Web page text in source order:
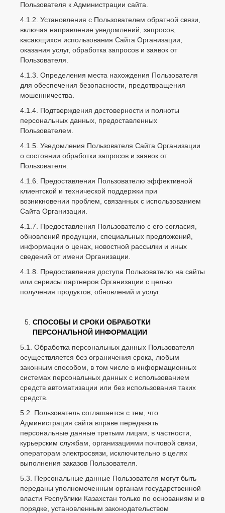
Пользователя к Администрации сайта.
4.1.2. Установления с Пользователем обратной связи,
включая направление уведомлений, запросов,
касающихся использования Сайта Организации,
оказания услуг, обработка запросов и заявок от
Пользователя.
4.1.3. Определения места нахождения Пользователя
для обеспечения безопасности, предотвращения
мошенничества.
4.1.4. Подтверждения достоверности и полноты
персональных данных, предоставленных
Пользователем.
4.1.5. Уведомления Пользователя Сайта Организации
о состоянии обработки запросов и заявок от
Пользователя.
4.1.6. Предоставления Пользователю эффективной
клиентской и технической поддержки при
возникновении проблем, связанных с использованием
Сайта Организации.
4.1.7. Предоставления Пользователю с его согласия,
обновлений продукции, специальных предложений,
информации о ценах, новостной рассылки и иных
сведений от имени Организации.
4.1.8. Предоставления доступа Пользователю на сайты
или сервисы партнеров Организации с целью
получения продуктов, обновлений и услуг.
СПОСОБЫ И СРОКИ ОБРАБОТКИ
ПЕРСОНАЛЬНОЙ ИНФОРМАЦИИ
5.1. Обработка персональных данных Пользователя
осуществляется без ограничения срока, любым
законным способом, в том числе в информационных
системах персональных данных с использованием
средств автоматизации или без использования таких
средств.
5.2. Пользователь соглашается с тем, что
Администрация сайта вправе передавать
персональные данные третьим лицам, в частности,
курьерским службам, организациями почтовой связи,
операторам электросвязи, исключительно в целях
выполнения заказов Пользователя.
5.3. Персональные данные Пользователя могут быть
переданы уполномоченным органам государственной
власти Республики Казахстан только по основаниям и в
порядке, установленным законодательством